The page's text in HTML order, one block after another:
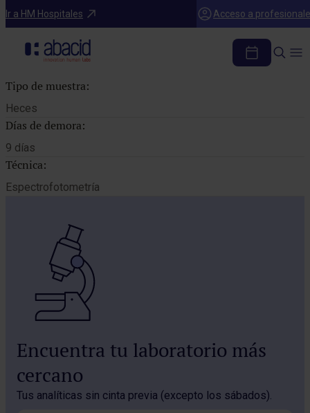
Ir a HM Hospitales Acceso a
Catálogo de pruebas
QUIMOTRIPSINA HECES
Tipo de muestra:
Heces
Días de demora:
9 días
Técnica:
Espectrofotometría
Encuentra tu laboratorio más
cercano
Tus analíticas sin cinta previa (excepto los sábados).